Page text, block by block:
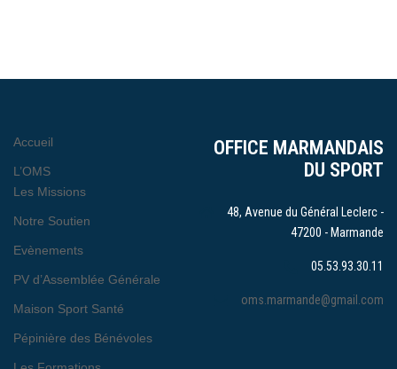
OFFICE MARMANDAIS
DU SPORT
48, Avenue du Général Leclerc -
47200 - Marmande
05.53.93.30.11
oms.marmande@gmail.com
Accueil
L’OMS
Les Missions
Notre Soutien
Evènements
PV d’Assemblée Générale
Maison Sport Santé
Pépinière des Bénévoles